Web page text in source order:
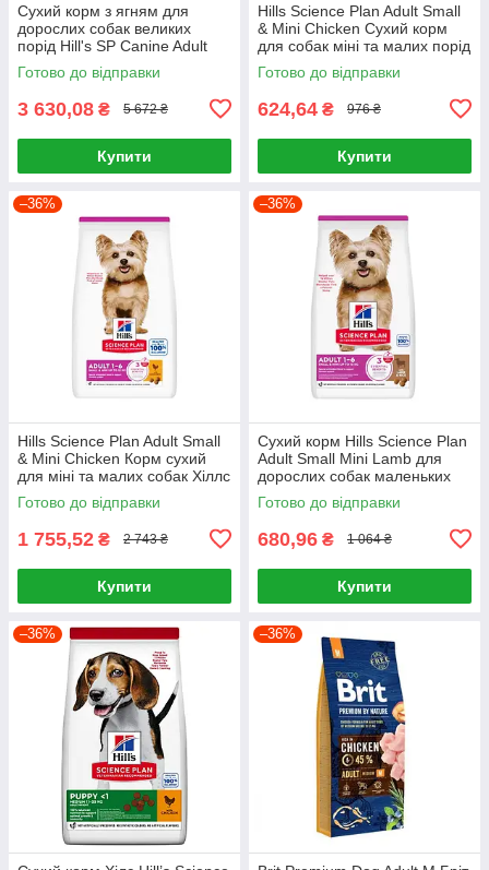
Сухий корм з ягням для
дорослих собак великих
порід Hill's SP Canine Adult
Large Breed Lamb & Rice 14кг
Готово до відправки
3 630,08 ₴ 5 672 ₴
Купити
Hills Science Plan Adult Small
& Mini Chicken Сухий корм
для собак міні та малих порід
із куркою 1,5 кг
Готово до відправки
624,64 ₴ 976 ₴
Купити
–36%
Hills Science Plan Adult Small
& Mini Chicken Корм сухий
для міні та малих собак Хіллс
6 кг
Готово до відправки
1 755,52 ₴ 2 743 ₴
Купити
–36%
Сухий корм Hills Science Plan
Adult Small Mini Lamb для
дорослих собак маленьких
порід Хіллс 1.5 кг. з ягням
Готово до відправки
680,96 ₴ 1 064 ₴
Купити
–36% –36%